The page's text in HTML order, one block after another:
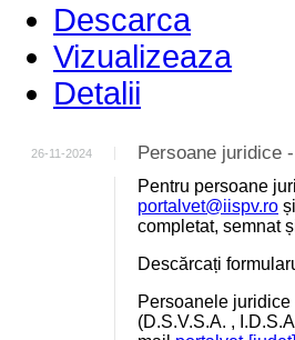
Descarca
Vizualizeaza
Detalii
26-11-2024 Persoane juridice
Pentru persoane
portalvet@iispv.ro
completat, semnat
Descărcați
Persoanele
(D.S.V.S.A. ,